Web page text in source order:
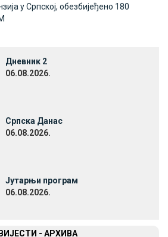
у Српској, обезбијеђено 180
Дневник 2
06.08.2026.
Српска Данас
06.08.2026.
Јутарњи програм
06.08.2026.
ВИЈЕСТИ - АРХИВА